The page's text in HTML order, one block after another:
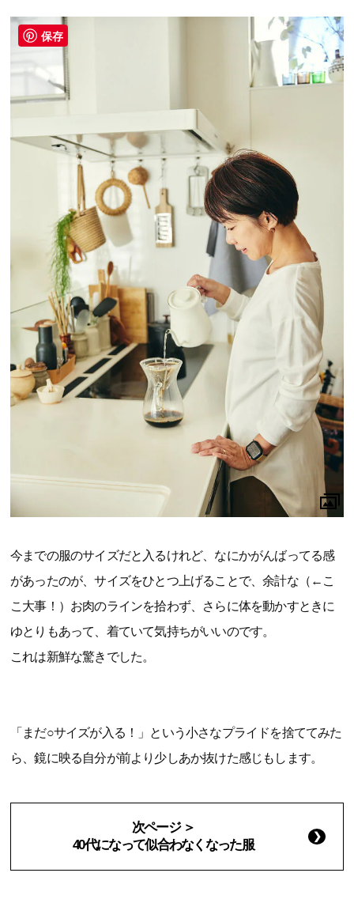
今までの服のサイズだと入るけれど、なにかがんばってる感
があったのが、サイズをひとつ上げることで、余計な（←こ
こ大事！）お肉のラインを拾わず、さらに体を動かすときに
ゆとりもあって、着ていて気持ちがいいのです。
これは新鮮な驚きでした。
「まだ○サイズが入る！」という小さなプライドを捨ててみた
ら、鏡に映る自分が前より少しあか抜けた感じもします。
次ページ ＞
40代になって似合わなくなった服
保存